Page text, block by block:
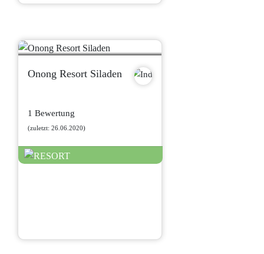
Onong Resort Siladen
1 Bewertung
(zuletzt: 26.06.2020)